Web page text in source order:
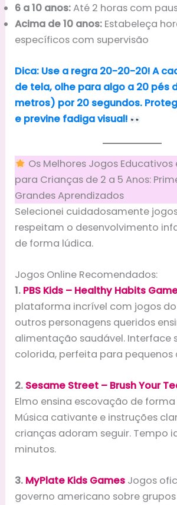
6 a 10 anos:Até 2 horas com
Acima de 10 anos: Estabeleça
específicos com supervisão
Dica: Use a regra 20-20-20! A
de tela, olhe para algo a 20 pés
metros) por 20 segundos.
e previne fadiga visual!
Os Melhores Jogos
para Crianças de 2 a 5 Anos:
Grandes Aprendizados
Selecionei cuidadosamente
respeitam o desenvolvimento
de forma lúdica.
Jogos Online Recomendados:
1. PBS Kids – Healthy Habits
plataforma incrível com jogos do
outros personagens queridos
alimentação saudável. Interface
colorida, perfeita para pequenos
2. Sesame Street – Brush Your
Elmo ensina escovação de
Música cativante e instruções
crianças adoram seguir. Tempo
minutos.
3. MyPlate Kids Games Jogos
governo americano sobre